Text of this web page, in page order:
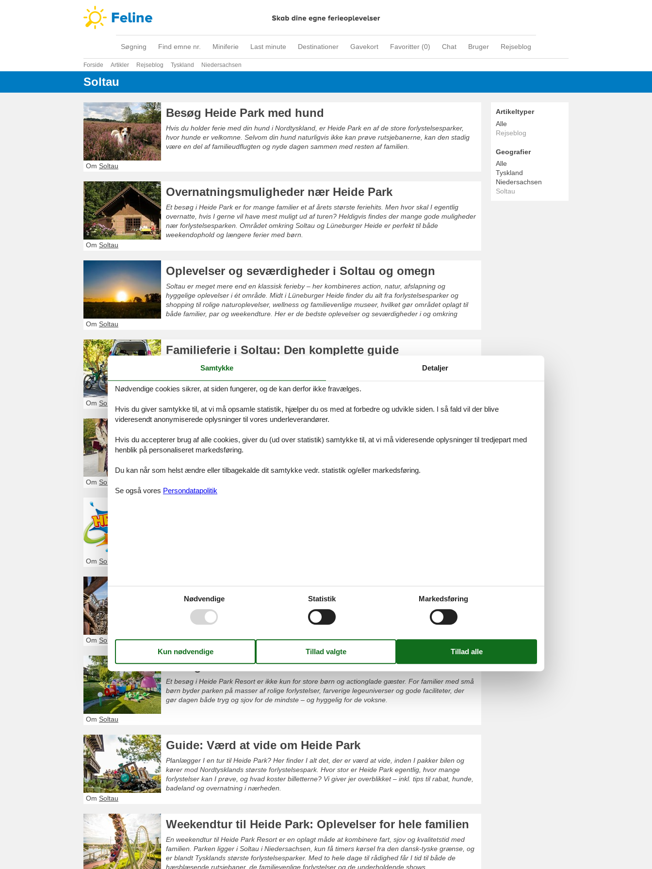
Søgning Find emne nr. Miniferie Last minute Destinationer Gavekort Favoritter (0) Chat Bruger Rejseblog
Forside Artikler Rejseblog Tyskland Niedersachsen
Soltau
Besøg Heide Park med hund
Hvis du holder ferie med din hund i Nordtyskland, er Heide Park en af de store forlystelsesparker,
hvor hunde er velkomne. Selvom din hund naturligvis ikke kan prøve rutsjebanerne, kan den stadig
være en del af familieudflugten og nyde dagen sammen med resten af familien.
Om Soltau
Overnatningsmuligheder nær Heide Park
Et besøg i Heide Park er for mange familier et af årets største feriehits. Men hvor skal I egentlig
overnatte, hvis I gerne vil have mest muligt ud af turen? Heldigvis findes der mange gode muligheder
nær forlystelsesparken. Området omkring Soltau og Lüneburger Heide er perfekt til både
weekendophold og længere ferier med børn.
Om Soltau
Oplevelser og seværdigheder i Soltau og omegn
Soltau er meget mere end en klassisk ferieby – her kombineres action, natur, afslapning og
hyggelige oplevelser i ét område. Midt i Lüneburger Heide finder du alt fra forlystelsesparker og
shopping til rolige naturoplevelser, wellness og familievenlige museer, hvilket gør området oplagt til
både familier, par og weekendture. Her er de bedste oplevelser og seværdigheder i og omkring
Om Soltau
Familieferie i Soltau: Den komplette guide
En familieferie i Soltau er et oplagt valg, hvis I ønsker en kombination af action, natur og afslapning.
Midt i Lüneburger Heide finder I både store oplevelser og rolige omgivelser – perfekt til både børn og
voksne. Her er den komplette guide til at planlægge en vellykket familieferie i Soltau.
Om Soltau
Soltau er ikke kun kendt for forlystelser og natur – byen er også en stærk shoppingdestination midt i
Lüneburger Heide. Her kombineres ferieoplevelser med gode priser, kendte brands og afslappet
Om Soltau
Om Soltau
Besøg Heide Park med teenagere
Et besøg i Heide Park Resort er et sikkert hit, når familien rejser med teenagere. Her handler det om
høje skrig, vilde rutsjebaner, intense oplevelser og friheden til selv at vælge tempo. Parken i Soltau er
Nordtysklands største forlystelsespark og byder på masser af action, der rammer plet hos unge
Om Soltau
Besøg Heide Park med små børn
Et besøg i Heide Park Resort er ikke kun for store børn og actionglade gæster. For familier med små
børn byder parken på masser af rolige forlystelser, farverige legeuniverser og gode faciliteter, der
gør dagen både tryg og sjov for de mindste – og hyggelig for de voksne.
Om Soltau
Guide: Værd at vide om Heide Park
Planlægger I en tur til Heide Park? Her finder I alt det, der er værd at vide, inden I pakker bilen og
kører mod Nordtysklands største forlystelsespark. Hvor stor er Heide Park egentlig, hvor mange
forlystelser kan I prøve, og hvad koster billetterne? Vi giver jer overblikket – inkl. tips til rabat, hunde,
badeland og overnatning i nærheden.
Om Soltau
Weekendtur til Heide Park: Oplevelser for hele familien
En weekendtur til Heide Park Resort er en oplagt måde at kombinere fart, sjov og kvalitetstid med
familien. Parken ligger i Soltau i Niedersachsen, kun få timers kørsel fra den dansk-tyske grænse, og
er blandt Tysklands største forlystelsesparker. Med to hele dage til rådighed får I tid til både de
hæsblæsende rutsjebaner, de familievenlige forlystelser og de underholdende shows.
Artikeltyper
Alle
Rejseblog
Geografier
Alle
Tyskland
Niedersachsen
Soltau
Samtykke Detaljer
Nødvendige cookies sikrer, at siden fungerer, og de kan derfor ikke fravælges.
Hvis du giver samtykke til, at vi må opsamle statistik, hjælper du os med at forbedre og udvikle siden. I så fald vil der blive
videresendt anonymiserede oplysninger til vores underleverandører.
Hvis du accepterer brug af alle cookies, giver du (ud over statistik) samtykke til, at vi må videresende oplysninger til tredjepart med
henblik på personaliseret markedsføring.
Du kan når som helst ændre eller tilbagekalde dit samtykke vedr. statistik og/eller markedsføring.
Se også vores Persondatapolitik
Nødvendige Statistik Markedsføring